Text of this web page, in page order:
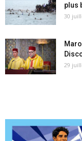
plus
30
29